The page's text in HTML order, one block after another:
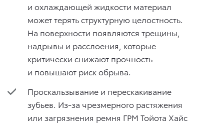
и охлаждающей жидкости материал
может терять структурную целостность.
На поверхности появляются трещины,
надрывы и расслоения, которые
критически снижают прочность
и повышают риск обрыва.
Проскальзывание и перескакивание
зубьев. Из-за чрезмерного растяжения
или загрязнения ремня ГРМ Тойота Хайс